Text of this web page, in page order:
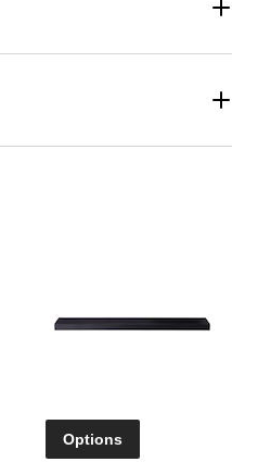
Options